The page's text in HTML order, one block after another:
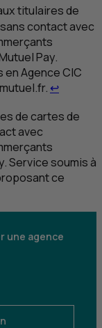
titulaires de
contact avec
Pay.
en AgenceCIC
↩Retour
de cartes de
avec
Service soumis à
ce
une agence